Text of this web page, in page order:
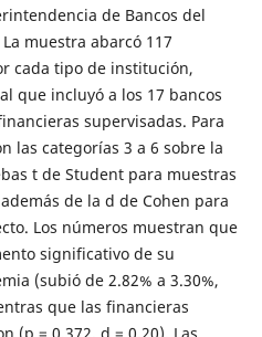
de Bancos del
muestra abarcó 117
cada tipo de institución,
que incluyó a los 17 bancos
supervisadas. Para
las categorías 3 a 6 sobre la
t de Student para muestras
de la d de Cohen para
Los números muestran que
significativo de su
(subió de 2.82% a 3.30%,
que las financieras
(p = 0.372, d = 0.20). Las